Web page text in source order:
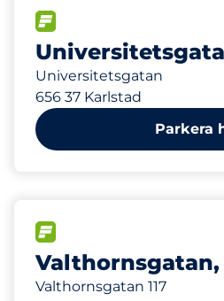
Universitetsgatan
656 37 Karlstad
147 m
Parkera
Valthornsgatan,
Valthornsgatan 117
371 m